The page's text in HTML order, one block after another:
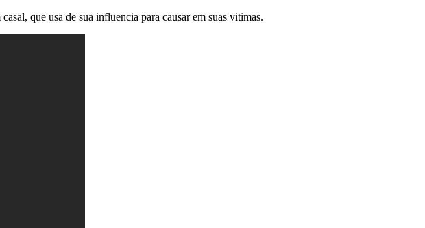
que usa de sua influencia para causar em suas vitimas.